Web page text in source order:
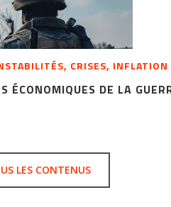
CRISES,
ÉCONOMIQUES DE LA
LES CONTENUS